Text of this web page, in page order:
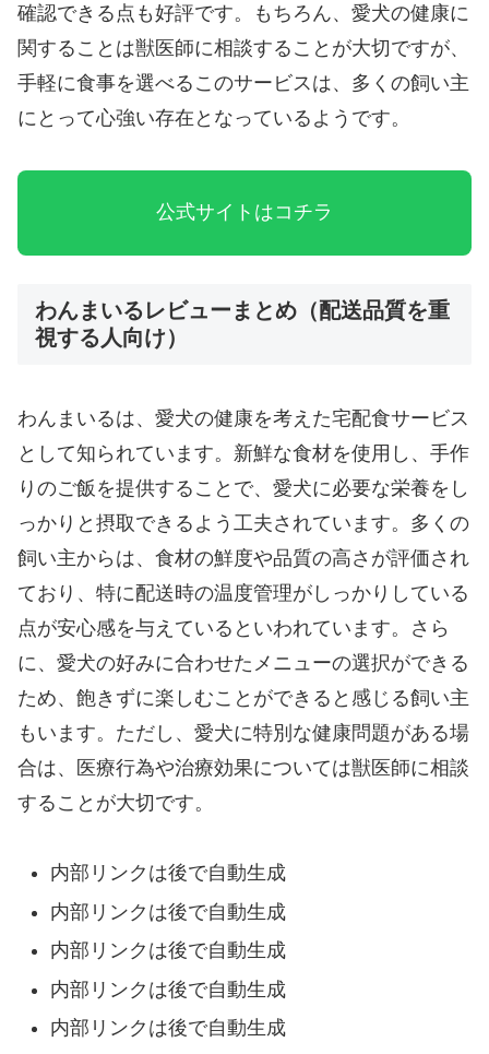
確認できる点も好評です。もちろん、愛犬の健康に
関することは獣医師に相談することが大切ですが、
手軽に食事を選べるこのサービスは、多くの飼い主
にとって心強い存在となっているようです。
公式サイトはコチラ
わんまいるレビューまとめ（配送品質を重
視する人向け）
わんまいるは、愛犬の健康を考えた宅配食サービス
として知られています。新鮮な食材を使用し、手作
りのご飯を提供することで、愛犬に必要な栄養をし
っかりと摂取できるよう工夫されています。多くの
飼い主からは、食材の鮮度や品質の高さが評価され
ており、特に配送時の温度管理がしっかりしている
点が安心感を与えているといわれています。さら
に、愛犬の好みに合わせたメニューの選択ができる
ため、飽きずに楽しむことができると感じる飼い主
もいます。ただし、愛犬に特別な健康問題がある場
合は、医療行為や治療効果については獣医師に相談
することが大切です。
内部リンクは後で自動生成
内部リンクは後で自動生成
内部リンクは後で自動生成
内部リンクは後で自動生成
内部リンクは後で自動生成